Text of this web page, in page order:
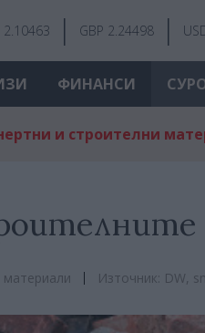
2.10463 GBP 2.24498
ФИНАНСИ
и строителни
Източник: DW,